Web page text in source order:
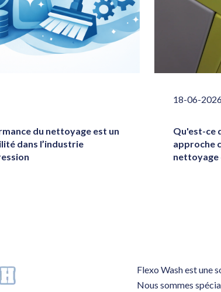
du nettoyage est un
dans l’industrie
18-06-
Qu'est-ce
approche
nettoyage
Flexo Wash est une
Nous sommes